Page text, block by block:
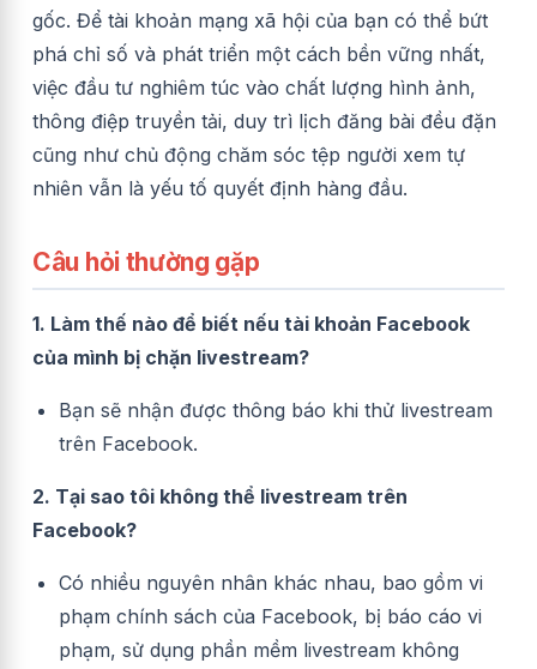
gốc. Để tài khoản mạng xã hội của bạn có thể bứt
phá chỉ số và phát triển một cách bền vững nhất,
việc đầu tư nghiêm túc vào chất lượng hình ảnh,
thông điệp truyền tải, duy trì lịch đăng bài đều đặn
cũng như chủ động chăm sóc tệp người xem tự
nhiên vẫn là yếu tố quyết định hàng đầu.
Câu hỏi thường gặp
1. Làm thế nào để biết nếu tài khoản Facebook
của mình bị chặn livestream?
Bạn sẽ nhận được thông báo khi thử livestream
trên Facebook.
2. Tại sao tôi không thể livestream trên
Facebook?
Có nhiều nguyên nhân khác nhau, bao gồm vi
phạm chính sách của Facebook, bị báo cáo vi
phạm, sử dụng phần mềm livestream không